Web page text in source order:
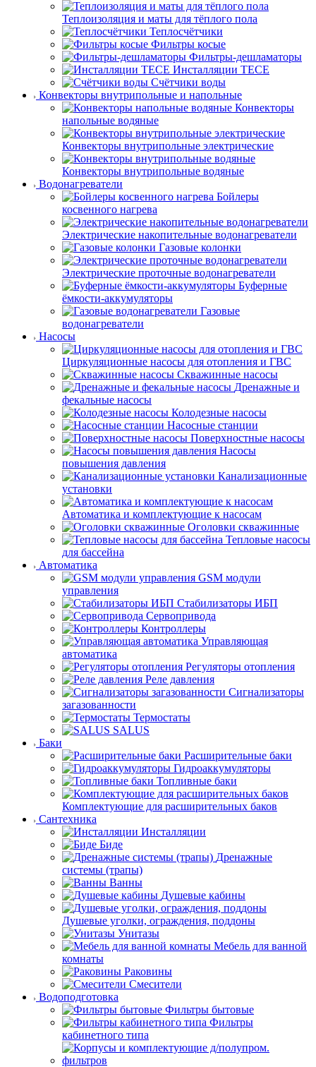
Теплоизоляция и маты для тёплого пола
Теплосчётчики
Фильтры косые
Фильтры-дешламаторы
Инсталляции TECE
Счётчики воды
Конвекторы внутрипольные и напольные
Конвекторы
напольные водяные
Конвекторы внутрипольные электрические
Конвекторы внутрипольные водяные
Водонагреватели
Бойлеры
косвенного нагрева
Электрические накопительные водонагреватели
Газовые колонки
Электрические проточные водонагреватели
Буферные
ёмкости-аккумуляторы
Газовые
водонагреватели
Насосы
Циркуляционные насосы для отопления и ГВС
Скважинные насосы
Дренажные и
фекальные насосы
Колодезные насосы
Насосные станции
Поверхностные насосы
Насосы
повышения давления
Канализационные
установки
Автоматика и комплектующие к насосам
Оголовки скважинные
Тепловые насосы
для бассейна
Автоматика
GSM модули
управления
Стабилизаторы ИБП
Сервопривода
Контроллеры
Управляющая
автоматика
Регуляторы отопления
Реле давления
Сигнализаторы
загазованности
Термостаты
SALUS
Баки
Расширительные баки
Гидроаккумуляторы
Топливные баки
Комплектующие для расширительных баков
Сантехника
Инсталляции
Биде
Дренажные
системы (трапы)
Ванны
Душевые кабины
Душевые уголки, ограждения, поддоны
Унитазы
Мебель для ванной
комнаты
Раковины
Смесители
Водоподготовка
Фильтры бытовые
Фильтры
кабинетного типа